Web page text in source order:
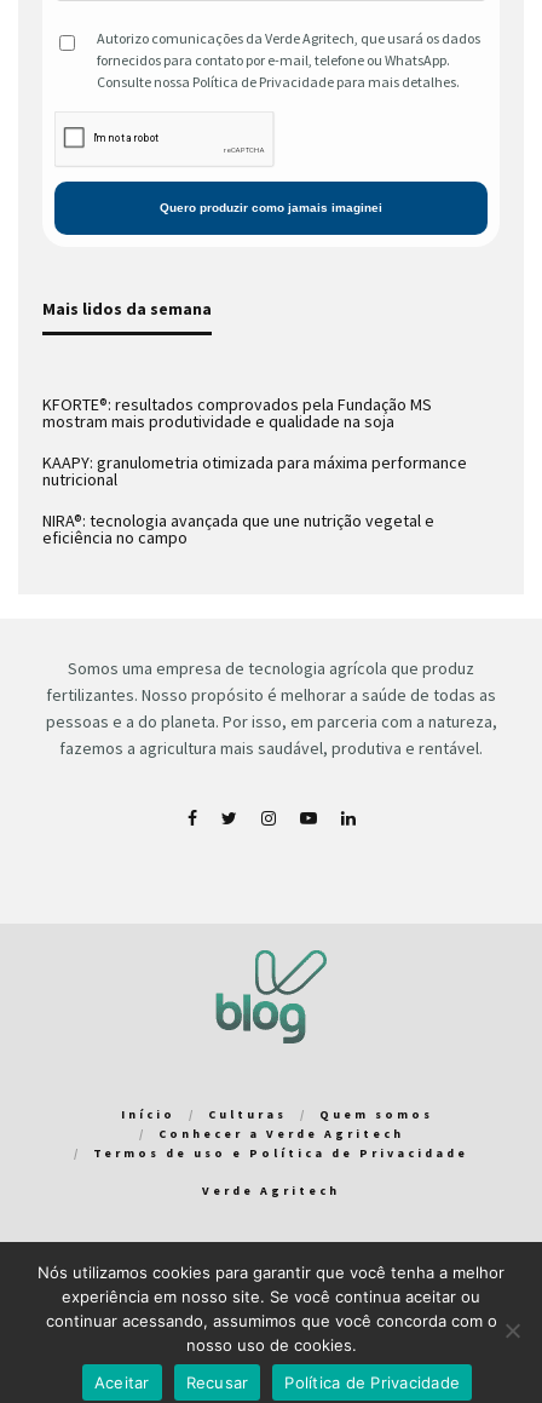
Autorizo comunicações da Verde Agritech, que usará os dados
fornecidos para contato por e-mail, telefone ou WhatsApp.
Consulte nossa Política de Privacidade para mais detalhes.
Mais lidos da semana
KFORTE®: resultados comprovados pela Fundação MS
mostram mais produtividade e qualidade na soja
KAAPY: granulometria otimizada para máxima performance
nutricional
NIRA®: tecnologia avançada que une nutrição vegetal e
eficiência no campo
Somos uma empresa de tecnologia agrícola que produz
fertilizantes. Nosso propósito é melhorar a saúde de todas as
pessoas e a do planeta. Por isso, em parceria com a natureza,
fazemos a agricultura mais saudável, produtiva e rentável.
Início Culturas
Quem somos
Conhecer a Verde Agritech
Termos de uso e Política de Privacidade
Verde Agritech
Bem-vindo ao Verde Blog! Para que a sua experiência em nosso
blog seja a melhor possível, utilizamos cookies. Você pode
aceitar ou gerenciar seus cookiesaqui.
Recuso Close GDPR Cookie Banner
Nós utilizamos cookies para garantir que você tenha a melhor
experiência em nosso site. Se você continua aceitar ou
continuar acessando, assumimos que você concorda com o
nosso uso de cookies.
Aceitar
Recusar Política de Privacidade